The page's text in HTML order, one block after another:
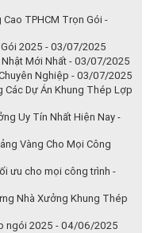
TPHCM Trọn Gói -
2025 - 03/07/2025
Mới Nhất - 03/07/2025
Nghiệp - 03/07/2025
Các Dự Án Khung Thép Lợp
Uy Tín Nhất Hiện Nay -
Vàng Cho Mọi Công
ưu cho mọi công trình -
Nhà Xưởng Khung Thép
ngói 2025 - 04/06/2025